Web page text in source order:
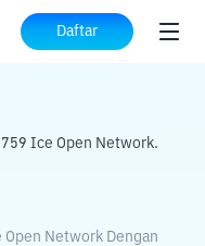
Daftar
ke ICE
Ice Open Network.
Network Dengan